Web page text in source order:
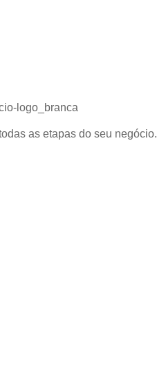
as etapas do seu negócio.